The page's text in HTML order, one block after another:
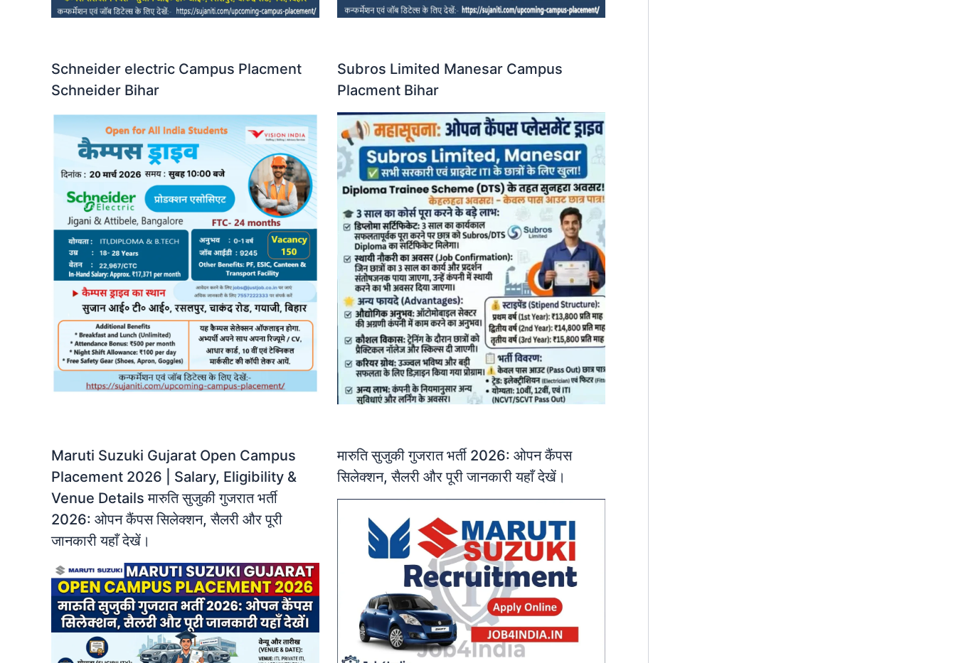
Schneider electric Campus Placment
Schneider Bihar
Subros Limited Manesar Campus
Placment Bihar
​Maruti Suzuki Gujarat Open Campus
Placement 2026 | Salary, Eligibility &
Venue Details ​मारुति सुजुकी गुजरात भर्ती
2026: ओपन कैंपस सिलेक्शन, सैलरी और पूरी
जानकारी यहाँ देखें।
मारुति सुजुकी गुजरात भर्ती 2026: ओपन कैंपस
सिलेक्शन, सैलरी और पूरी जानकारी यहाँ देखें।